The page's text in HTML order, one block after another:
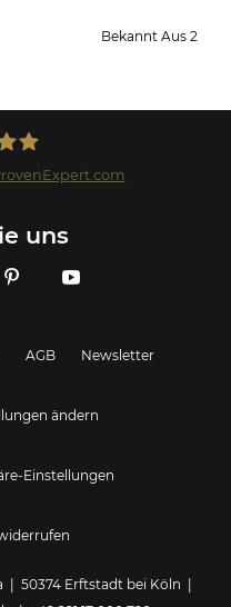
uns
AGB Newsletter
ändern
Einstellungen
| 50374 Erftstadt bei Köln |